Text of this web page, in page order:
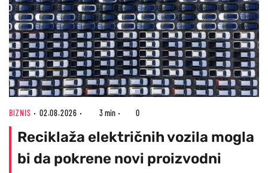
BIZNIS 02.08.2026 3 min 0
Reciklaža električnih vozila mogla
bi da pokrene novi proizvodni